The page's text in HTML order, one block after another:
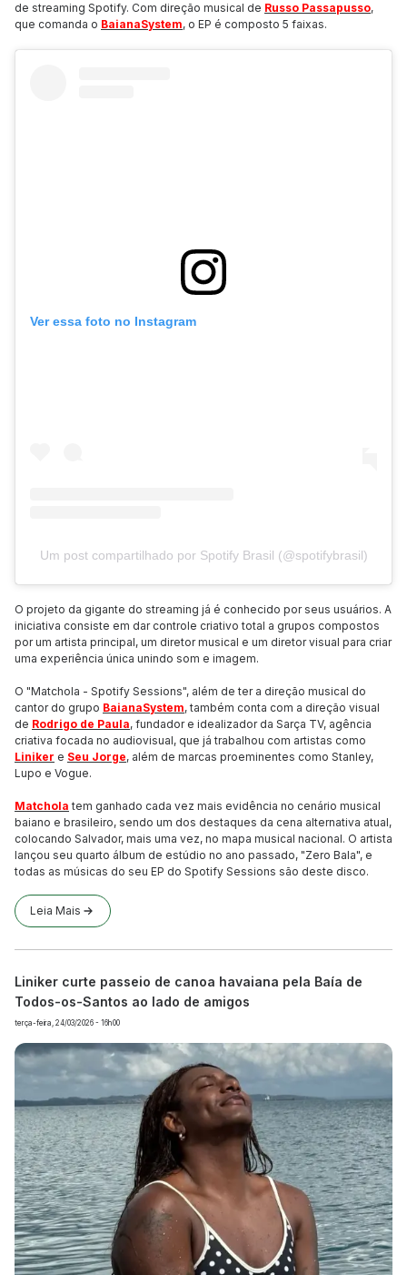
de streaming Spotify. Com direção musical de Russo Passapusso,
que comanda o BaianaSystem, o EP é composto 5 faixas.
Ver essa foto no Instagram
Um post compartilhado por Spotify Brasil (@spotifybrasil)
O projeto da gigante do streaming já é conhecido por seus usuários. A
iniciativa consiste em dar controle criativo total a grupos compostos
por um artista principal, um diretor musical e um diretor visual para criar
uma experiência única unindo som e imagem.
O "Matchola - Spotify Sessions", além de ter a direção musical do
cantor do grupo BaianaSystem, também conta com a direção visual
de Rodrigo de Paula, fundador e idealizador da Sarça TV, agência
criativa focada no audiovisual, que já trabalhou com artistas como
Liniker e Seu Jorge, além de marcas proeminentes como Stanley,
Lupo e Vogue.
Matchola tem ganhado cada vez mais evidência no cenário musical
baiano e brasileiro, sendo um dos destaques da cena alternativa atual,
colocando Salvador, mais uma vez, no mapa musical nacional. O artista
lançou seu quarto álbum de estúdio no ano passado, "Zero Bala", e
todas as músicas do seu EP do Spotify Sessions são deste disco.
Leia Mais
Liniker curte passeio de canoa havaiana pela Baía de
Todos-os-Santos ao lado de amigos
terça-feira, 24/03/2026 - 16h00